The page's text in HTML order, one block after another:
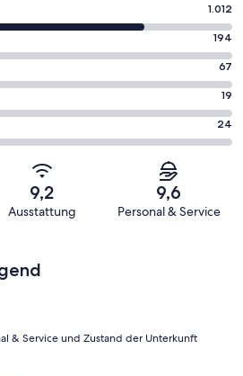
1.012
194
67
19
24
9,2
Ausstattung
9,6
Personal & Service
& Service und Zustand der Unterkunft